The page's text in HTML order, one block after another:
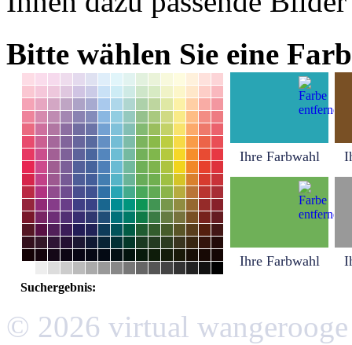
Bitte wählen Sie eine
Ihre Farbwahl
Ihre Farbwahl
Suchergebnis:
© 2026 virtual wangerooge